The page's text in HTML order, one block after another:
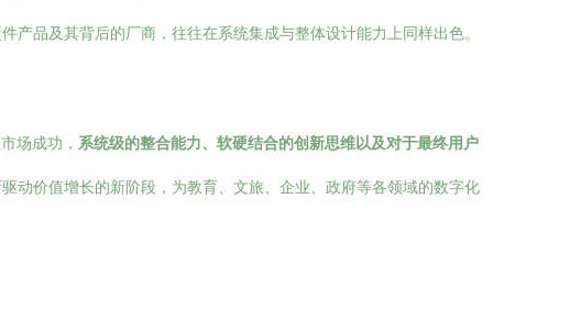
品及其背后的厂商，往往在系统集成与整体设计能力上同样出色。
场成功， 系统级的整合能力、软硬结合的创新思维以及对于最终用户
动价值增长的新阶段，为教育、文旅、企业、政府等各领域的数字化